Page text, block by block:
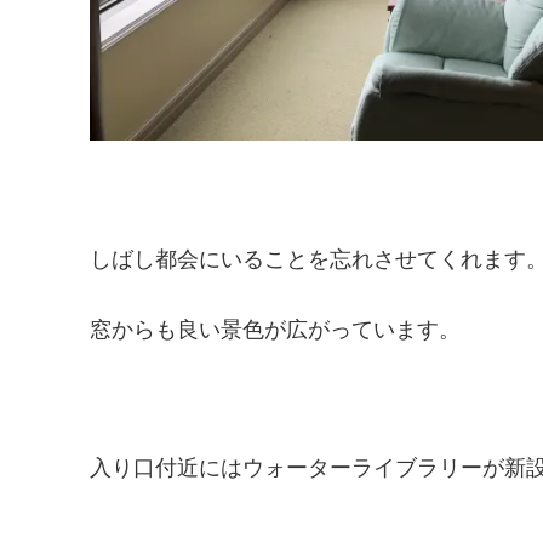
しばし都会にいることを忘れさせてくれます
窓からも良い景色が広がっています。
入り口付近にはウォーターライブラリーが新